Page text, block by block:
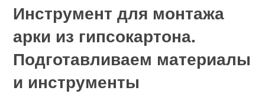
Инструмент для монтажа
арки из гипсокартона.
Подготавливаем материалы
и инструменты